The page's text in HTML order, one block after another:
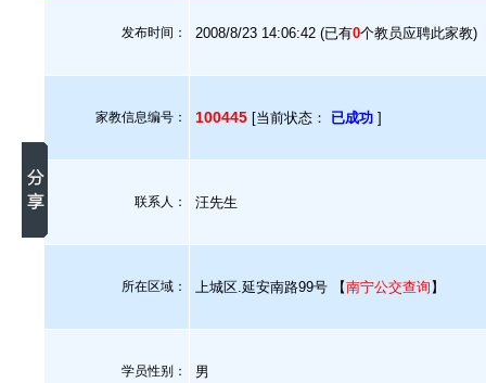
发布时间： 2008/8/23 14:06:42 (已有0个教员应聘此家教)
家教信息编号： 100445 [当前状态： 已成功 ]
联系人： 汪先生
所在区域： 上城区.延安南路99号 【南宁公交查询 】
学员性别： 男